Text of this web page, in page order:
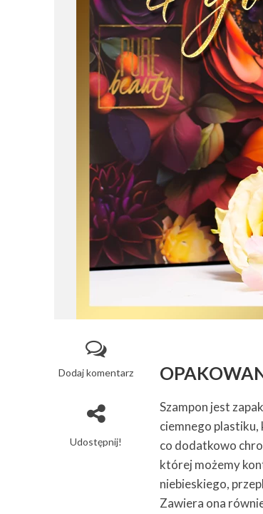
Dodaj komentarz
Udostępnij!
Szampon jest
ciemnego
co dodatkowo
której możemy
niebieskiego,
Zawiera ona